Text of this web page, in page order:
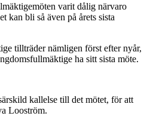
varit dålig närvaro
kan bli så även på årets sista
tillträder nämligen först efter nyår,
ha sitt sista möte.
kallelse till det mötet, för att
Looström.